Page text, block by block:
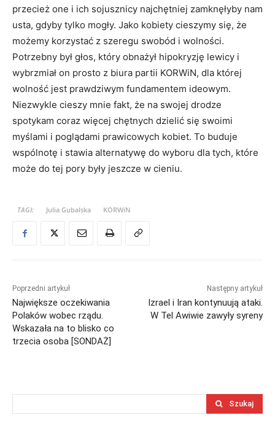
przecież one i ich sojusznicy najchętniej zamknęłyby nam
usta, gdyby tylko mogły. Jako kobiety cieszymy się, że
możemy korzystać z szeregu swobód i wolności.
Potrzebny był głos, który obnażył hipokryzję lewicy i
wybrzmiał on prosto z biura partii KORWiN, dla której
wolność jest prawdziwym fundamentem ideowym.
Niezwykle cieszy mnie fakt, że na swojej drodze
spotykam coraz więcej chętnych dzielić się swoimi
myślami i poglądami prawicowych kobiet. To buduje
wspólnotę i stawia alternatywę do wyboru dla tych, które
może do tej pory były jeszcze w cieniu.
TAGI: Julia Gubalska KORWiN
Poprzedni artykuł
Największe oczekiwania
Polaków wobec rządu.
Wskazała na to blisko co
trzecia osoba [SONDAŻ]
Następny artykuł
Izrael i Iran kontynuują ataki.
W Tel Awiwie zawyły syreny
Szukaj